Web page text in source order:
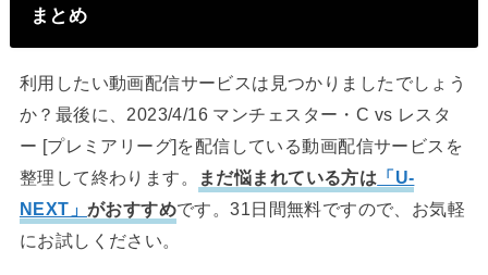
まとめ
利用したい動画配信サービスは見つかりましたでしょう
か？最後に、2023/4/16 マンチェスター・C vs レスタ
ー [プレミアリーグ]を配信している動画配信サービスを
整理して終わります。
まだ悩まれている方は 「U-
NEXT」 がおすすめです。31日間無料ですので、お気軽
にお試しください。